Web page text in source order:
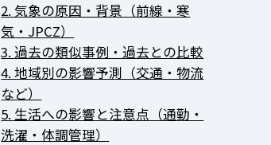
2. 気象の原因・背景（前線・寒
気・JPCZ）
3. 過去の類似事例・過去との比較
4. 地域別の影響予測（交通・物流
など）
5. 生活への影響と注意点（通勤・
洗濯・体調管理）